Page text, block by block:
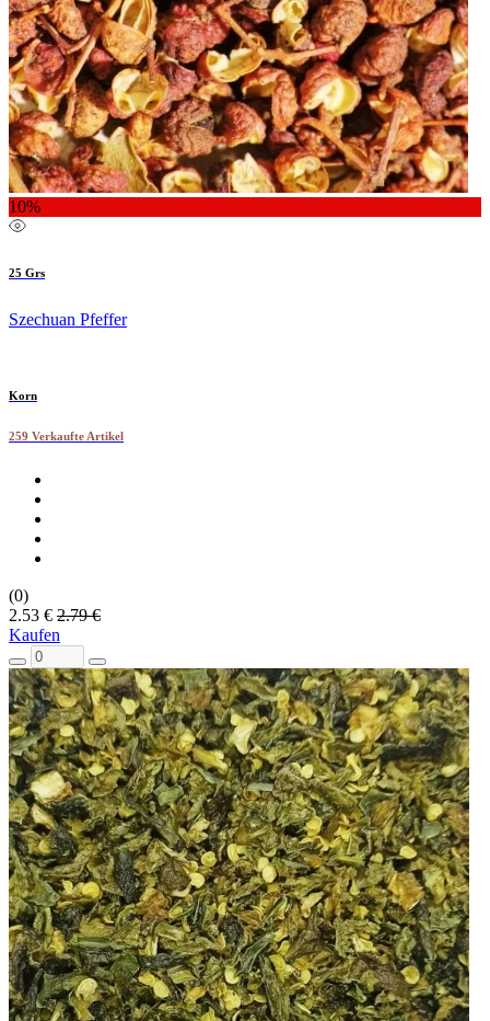
10%
25 Grs
Szechuan Pfeffer
Korn
259 Verkaufte Artikel
(0)
2.53 € 2.79 €
Kaufen